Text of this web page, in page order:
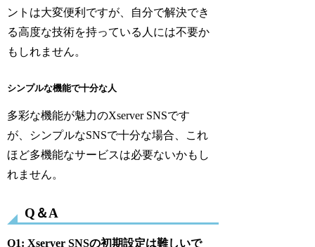
ントは大変便利ですが、自分で解決でき
る高度な技術を持っている人には不要か
もしれません。
シンプルな機能で十分な人
多彩な機能が魅力のXserver SNSです
が、シンプルなSNSで十分な場合、これ
ほど多機能なサービスは必要ないかもし
れません。
Q＆A
Q1: Xserver SNSの初期設定は難しいで